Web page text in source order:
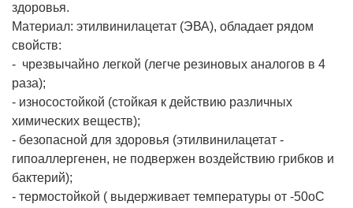
здоровья.
Материал: этилвинилацетат (ЭВА), обладает рядом
свойств:
- чрезвычайно легкой (легче резиновых аналогов в 4
раза);
- износостойкой (стойкая к действию различных
химических веществ);
- безопасной для здоровья (этилвинилацетат -
гипоаллергенен, не подвержен воздействию грибков и
бактерий);
- термостойкой ( выдерживает температуры от -50оС